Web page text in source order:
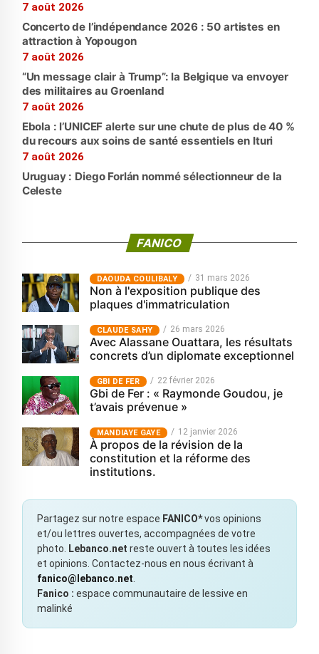
7 août 2026
Concerto de l’indépendance 2026 : 50 artistes en
attraction à Yopougon
7 août 2026
“Un message clair à Trump”: la Belgique va envoyer
des militaires au Groenland
7 août 2026
Ebola : l’UNICEF alerte sur une chute de plus de 40 %
du recours aux soins de santé essentiels en Ituri
7 août 2026
Uruguay : Diego Forlán nommé sélectionneur de la
Celeste
FANICO
‎DAOUDA COULIBALY 31 mars 2026
Non à l'exposition publique des
plaques d'immatriculation
CLAUDE SAHY 26 mars 2026
Avec Alassane Ouattara, les résultats
concrets d’un diplomate exceptionnel
GBI DE FER 22 février 2026
Gbi de Fer : « Raymonde Goudou, je
t’avais prévenue »
MANDIAYE GAYE 12 janvier 2026
À propos de la révision de la
constitution et la réforme des
institutions.
Partagez sur notre espace FANICO*vos opinions
et/ou lettres ouvertes, accompagnées de votre
photo.
Lebanco.net reste ouvert à toutes les idées
et opinions. Contactez-nous en nous écrivant à
fanico@lebanco.net
Fanico : espace communautaire de lessive en
malinké